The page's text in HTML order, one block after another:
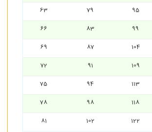
95
79
63
99
83
66
104
87
69
109
91
72
113
94
75
118
98
78
122
102
81